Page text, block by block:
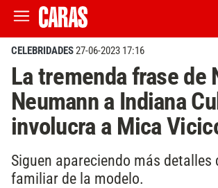
CELEBRIDADES27-06-2023 17:16
La tremenda frase de
Neumann a Indiana
involucra a Mica
Siguen apareciendo más detalles
familiar de la modelo.